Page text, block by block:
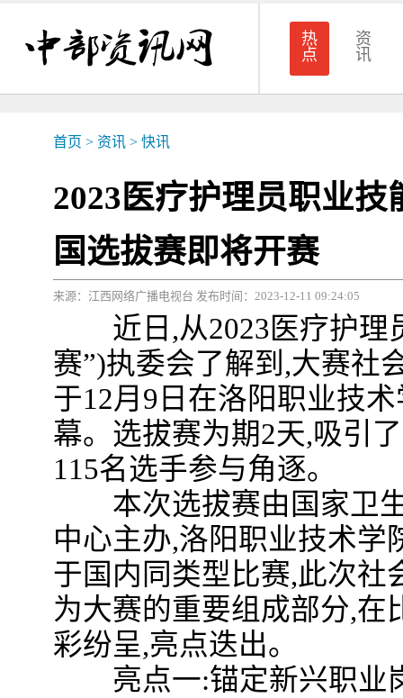
热
点
资
讯
首页 > 资讯 > 快讯
2023医疗护理员职业
国选拔赛即将开赛
来源：江西网络广播电视台 发布时间：2023-12-11 09:24:05
近日,从2023医疗护理
赛”)执委会了解到,大赛社
于12月9日在洛阳职业技
幕。选拔赛为期2天,吸引
115名选手参与角逐。
本次选拔赛由国家卫生
中心主办,洛阳职业技术学
于国内同类型比赛,此次社
为大赛的重要组成部分,在
彩纷呈,亮点迭出。
亮点一:锚定新兴职业